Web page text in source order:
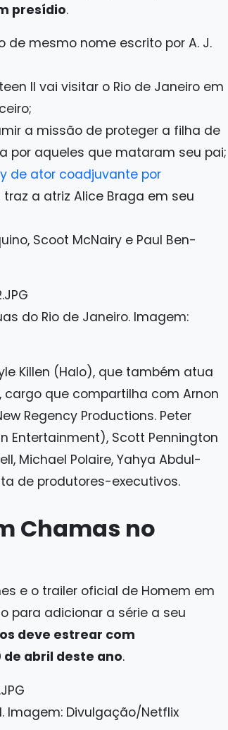
presídio.
mesmo nome escrito por A. J.
II vai visitar o Rio de Janeiro em
a missão de proteger a filha de
por aqueles que mataram seu pai;
de ator coadjuvante por
a atriz Alice Braga em seu
Scoot McNairy e Paul Ben-
do Rio de Janeiro. Imagem:
Killen (Halo), que também atua
que compartilha com Arnon
Regency Productions. Peter
Entertainment), Scott Pennington
Michael Polaire, Yahya Abdul-
de produtores-executivos.
Chamas no
e o trailer oficial de Homem em
para adicionar a série a seu
deve estrear com
abril deste ano.
Imagem: Divulgação/Netflix